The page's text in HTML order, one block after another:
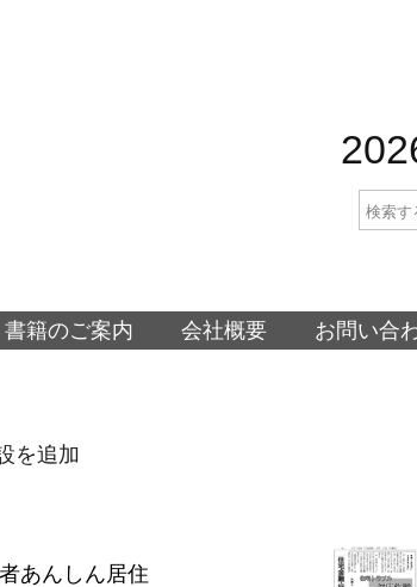
書籍のご案内 会社概要 お問い合
を追加
あんしん居住